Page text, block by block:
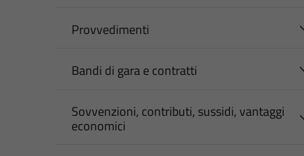
Provvedimenti
Bandi di gara e contratti
Sovvenzioni, contributi, sussidi, vantaggi
economici